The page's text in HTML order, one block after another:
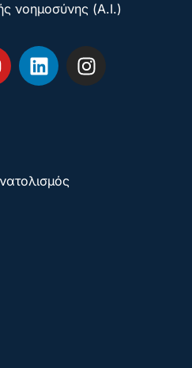
νοημοσύνης (A.I.)